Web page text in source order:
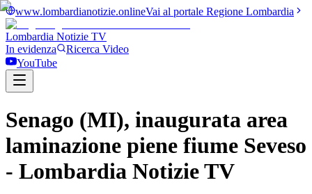
www.lombardianotizie.onlineVai al portale Regione Lombardia
Lombardia Notizie TV
In evidenza
Ricerca Video
YouTube
Senago (MI), inaugurata area
laminazione piene fiume Seveso
- Lombardia Notizie TV